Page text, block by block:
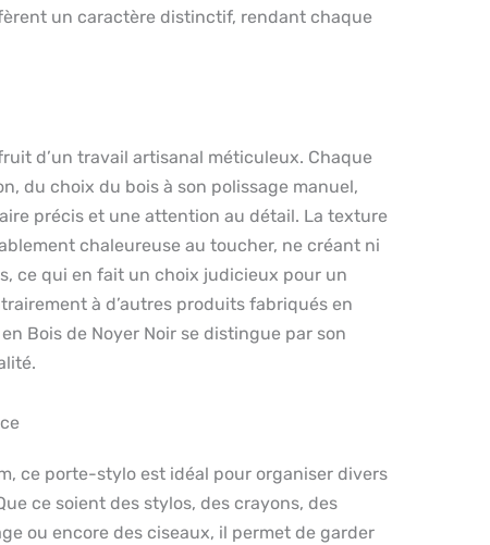
un caractère distinctif, rendant chaque
d’un travail artisanal méticuleux. Chaque
du choix du bois à son polissage manuel,
précis et une attention au détail. La texture
chaleureuse au toucher, ne créant ni
ce qui en fait un choix judicieux pour un
à d’autres produits fabriqués en
Bois de Noyer Noir se distingue par son
ce porte-stylo est idéal pour organiser divers
ce soient des stylos, des crayons, des
ou encore des ciseaux, il permet de garder